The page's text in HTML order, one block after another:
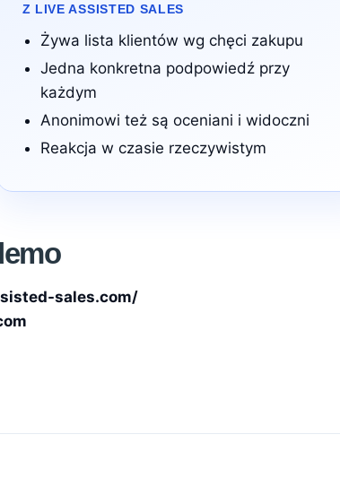
Z LIVE ASSISTED SALES
Żywa lista klientów wg chęci zakupu
Jedna konkretna podpowiedź przy
każdym
Anonimowi też są oceniani i widoczni
Reakcja w czasie rzeczywistym
sales.com/